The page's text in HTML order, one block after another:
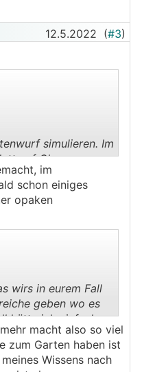
12.5.2022 (#3)
simulieren. Im
auf Glas
Selbe Entscheidung
in den kalten
Gewinne selbst bei
kommt man
nicht über den
im
schon einiges
opaken
wirs in eurem Fall
geben wo es
hätte ich einfach
Wär dann
jetzt im Nachhinein.
macht also so viel
zum Garten haben ist
Wissens nach